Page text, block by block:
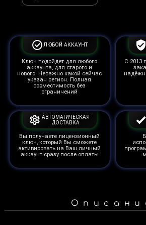
ЛЮБОЙ АККАУНТ
Ключ подойдет для любого
аккаунта, для старого и
нового. Неважно какой сейчас
указан регион. Полная
совместимость без
ограничений
С 2013
АВТОМАТИЧЕСКАЯ
ДОСТАВКА
Вы получаете лицензионный
ключ, который Вы сможете
активировать на Ваш личный
аккаунт сразу после оплаты